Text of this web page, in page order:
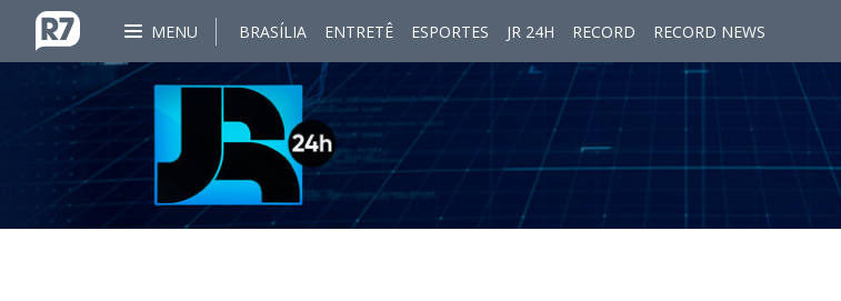
MENU BRASÍLIA ENTRETÊ ESPORTES JR 24H RECORD RECORD NEWS